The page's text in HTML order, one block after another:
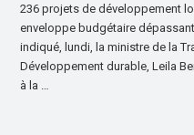
236 projets de développement
enveloppe budgétaire
indiqué, lundi, la ministre de la
Développement durable, Leila
à la …